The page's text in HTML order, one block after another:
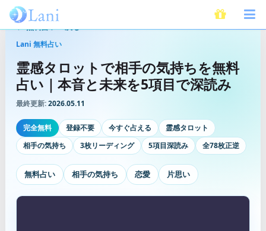
Lani 無料占い
霊感タロットで相手の気持ちを無料
占い｜本音と未来を5項目で深読み
最終更新:2026.05.11
完全無料 登録不要 今すぐ占える
霊感タロット
相手の気持ち
3枚リーディング 5項目深読み 全78枚正逆
無料占い 相手の気持ち 恋愛 片思い